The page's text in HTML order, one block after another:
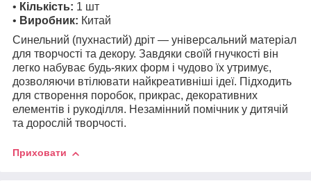
• Кількість: 1 шт
• Виробник: Китай
Синельний (пухнастий) дріт — універсальний матеріал
для творчості та декору. Завдяки своїй гнучкості він
легко набуває будь-яких форм і чудово їх утримує,
дозволяючи втілювати найкреативніші ідеї. Підходить
для створення поробок, прикрас, декоративних
елементів і рукоділля. Незамінний помічник у дитячій
та дорослій творчості.
Приховати